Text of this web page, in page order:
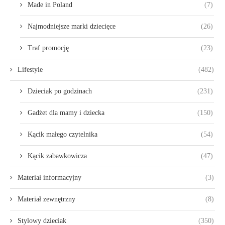
Made in Poland (7)
Najmodniejsze marki dziecięce (26)
Traf promocję (23)
Lifestyle (482)
Dzieciak po godzinach (231)
Gadżet dla mamy i dziecka (150)
Kącik małego czytelnika (54)
Kącik zabawkowicza (47)
Materiał informacyjny (3)
Materiał zewnętrzny (8)
Stylowy dzieciak (350)